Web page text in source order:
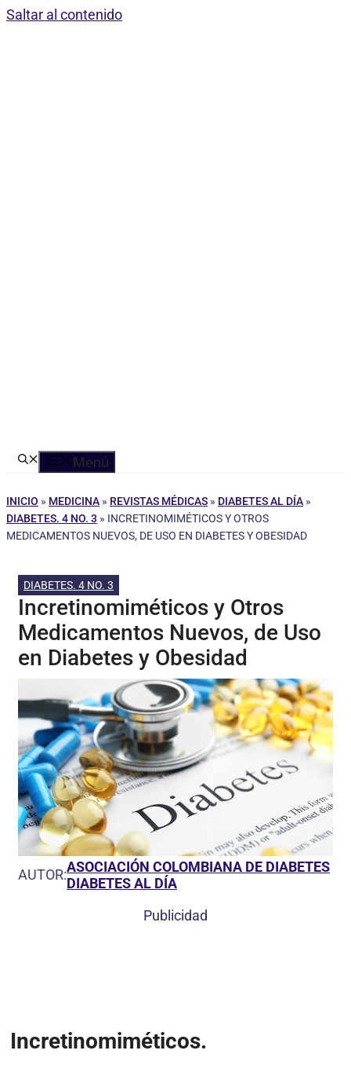
Saltar al contenido
Menú
INICIO » MEDICINA » REVISTAS MÉDICAS » DIABETES AL DÍA »
DIABETES. 4 NO. 3 » INCRETINOMIMÉTICOS Y OTROS
MEDICAMENTOS NUEVOS, DE USO EN DIABETES Y OBESIDAD
DIABETES. 4 NO. 3
Incretinomiméticos y Otros
Medicamentos Nuevos, de Uso
en Diabetes y Obesidad
AUTOR:ASOCIACIÓN COLOMBIANA DE DIABETES
DIABETES AL DÍA
Publicidad
Incretinomiméticos.